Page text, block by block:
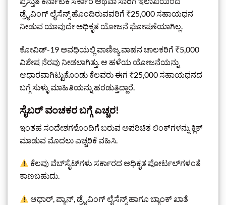
ಡ್ರೈವಿಂಗ್ ಲೈಸೆನ್ಸ್ ಹೊಂದಿರುವವರಿಗೆ ₹25,000 ಸಹಾಯಧನ
ನೀಡುವ ಯಾವುದೇ ಅಧಿಕೃತ ಯೋಜನೆ ಘೋಷಣೆಯಾಗಿಲ್ಲ.
ಕೋವಿಡ್-19 ಅವಧಿಯಲ್ಲಿ ವಾಣಿಜ್ಯ ವಾಹನ ಚಾಲಕರಿಗೆ ₹5,000
ವಿಶೇಷ ನೆರವು ನೀಡಲಾಗಿತ್ತು. ಆ ಹಳೆಯ ಯೋಜನೆಯನ್ನು
ಆಧಾರವಾಗಿಟ್ಟುಕೊಂಡು ಕೆಲವರು ಈಗ ₹25,000 ಸಹಾಯಧನದ
ಬಗ್ಗೆ ಸುಳ್ಳು ಮಾಹಿತಿಯನ್ನು ಹರಡುತ್ತಿದ್ದಾರೆ.
ಸೈಬರ್ ವಂಚಕರ ಬಗ್ಗೆ ಎಚ್ಚರ!
ಇಂತಹ ಸಂದೇಶಗಳೊಂದಿಗೆ ಬರುವ ಅಪರಿಚಿತ ಲಿಂಕ್‌ಗಳನ್ನು ಕ್ಲಿಕ್
ಮಾಡುವ ಮೊದಲು ಎಚ್ಚರಿಕೆ ವಹಿಸಿ.
ಕೆಲವು ವೆಬ್‌ಸೈಟ್‌ಗಳು ಸರ್ಕಾರದ ಅಧಿಕೃತ ಪೋರ್ಟಲ್‌ಗಳಂತೆ
ಕಾಣಬಹುದು.
ಆಧಾರ್, ಪ್ಯಾನ್, ಡ್ರೈವಿಂಗ್ ಲೈಸೆನ್ಸ್ ಹಾಗೂ ಬ್ಯಾಂಕ್ ಖಾತೆ